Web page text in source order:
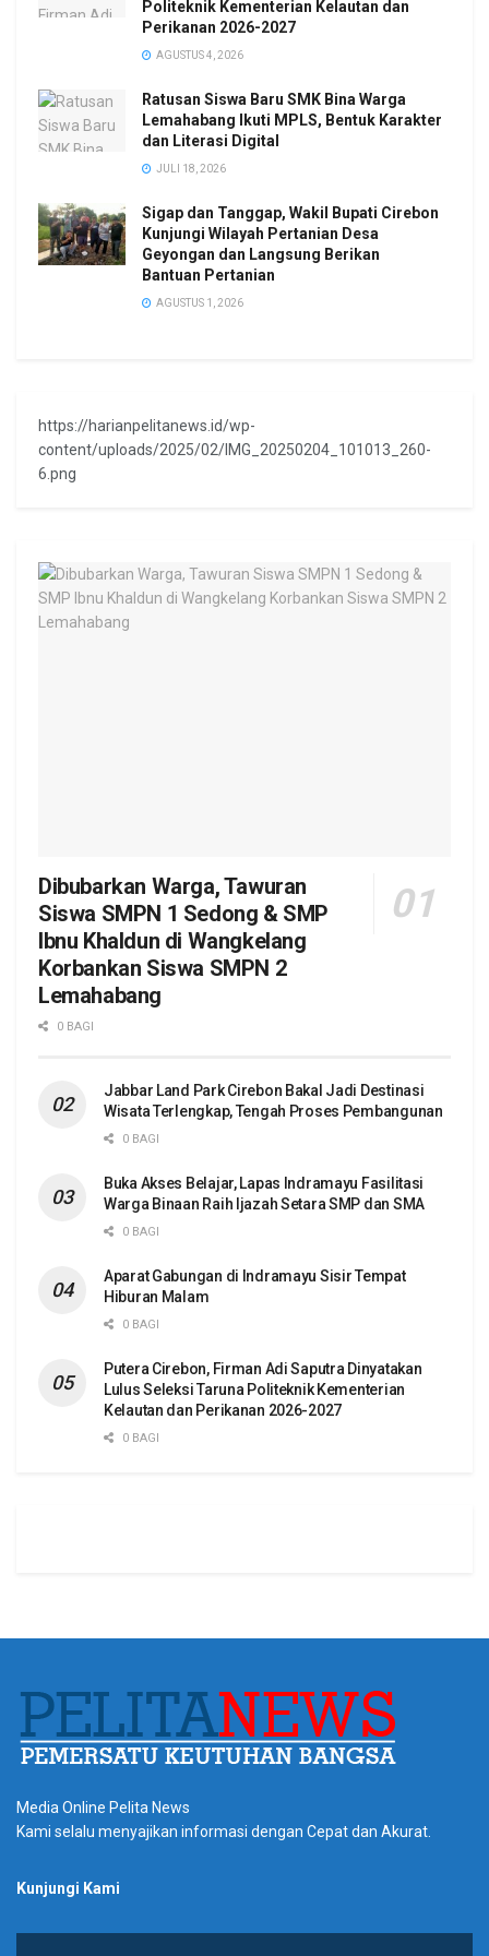
Politeknik Kementerian Kelautan dan
Perikanan 2026-2027
AGUSTUS 4, 2026
Ratusan Siswa Baru SMK Bina Warga
Lemahabang Ikuti MPLS, Bentuk Karakter
dan Literasi Digital
JULI 18, 2026
Sigap dan Tanggap, Wakil Bupati Cirebon
Kunjungi Wilayah Pertanian Desa
Geyongan dan Langsung Berikan
Bantuan Pertanian
AGUSTUS 1, 2026
https://harianpelitanews.id/wp-
content/uploads/2025/02/IMG_20250204_101013_260-
6.png
Dibubarkan Warga, Tawuran
Siswa SMPN 1 Sedong & SMP
Ibnu Khaldun di Wangkelang
Korbankan Siswa SMPN 2
Lemahabang
0 BAGI
Jabbar Land Park Cirebon Bakal Jadi Destinasi
Wisata Terlengkap, Tengah Proses Pembangunan
0 BAGI
Buka Akses Belajar, Lapas Indramayu Fasilitasi
Warga Binaan Raih Ijazah Setara SMP dan SMA
0 BAGI
Aparat Gabungan di Indramayu Sisir Tempat
Hiburan Malam
0 BAGI
Putera Cirebon, Firman Adi Saputra Dinyatakan
Lulus Seleksi Taruna Politeknik Kementerian
Kelautan dan Perikanan 2026-2027
0 BAGI
Media Online Pelita News
Kami selalu menyajikan informasi dengan Cepat dan Akurat.
Kunjungi Kami